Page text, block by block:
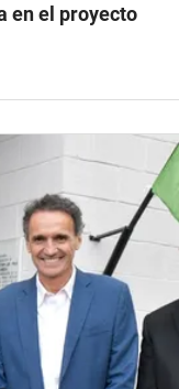
en el proyecto